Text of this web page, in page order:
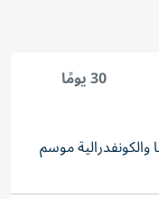
30 يومًا
موسم